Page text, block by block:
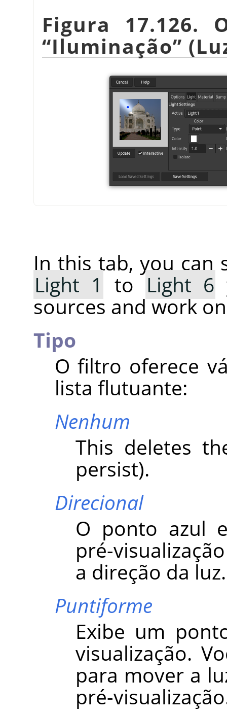
Figura 17.126.
“Iluminação”
In this tab, you can
Light 1
to Light 6
sources and work
Tipo
O filtro oferece
lista flutuante:
Nenhum
This deletes
persist).
Direcional
O ponto azul
pré-
a direção da luz.
Puntiforme
Exibe um
visualização.
para mover a
pré-